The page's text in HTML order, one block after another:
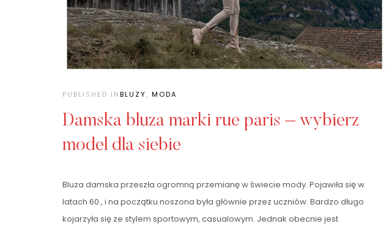
PUBLISHED INBLUZY, MODA
Damska bluza marki rue paris – wybierz
model dla siebie
Bluza damska przeszła ogromną przemianę w świecie mody. Pojawiła się w
latach 60., i na początku noszona była głównie przez uczniów. Bardzo długo
kojarzyła się ze stylem sportowym, casualowym. Jednak obecnie jest